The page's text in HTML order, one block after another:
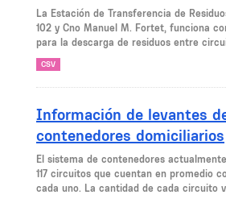
La Estación de Transferencia de
102 y Cno Manuel M. Fortet, funciona
para la descarga de residuos entre
CSV
Información de levantes
contenedores domiciliarios
El sistema de contenedores
117 circuitos que cuentan en promedio
cada uno. La cantidad de cada circuito